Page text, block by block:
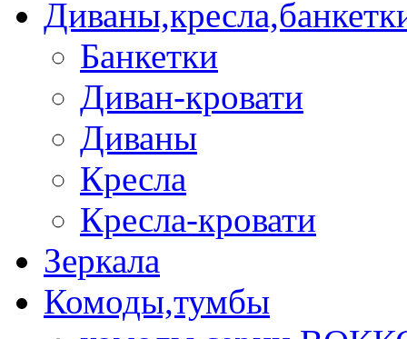
Банкетки
Диван-кровати
Диваны
Кресла
Кресла-кровати
Зеркала
Комоды,тумбы